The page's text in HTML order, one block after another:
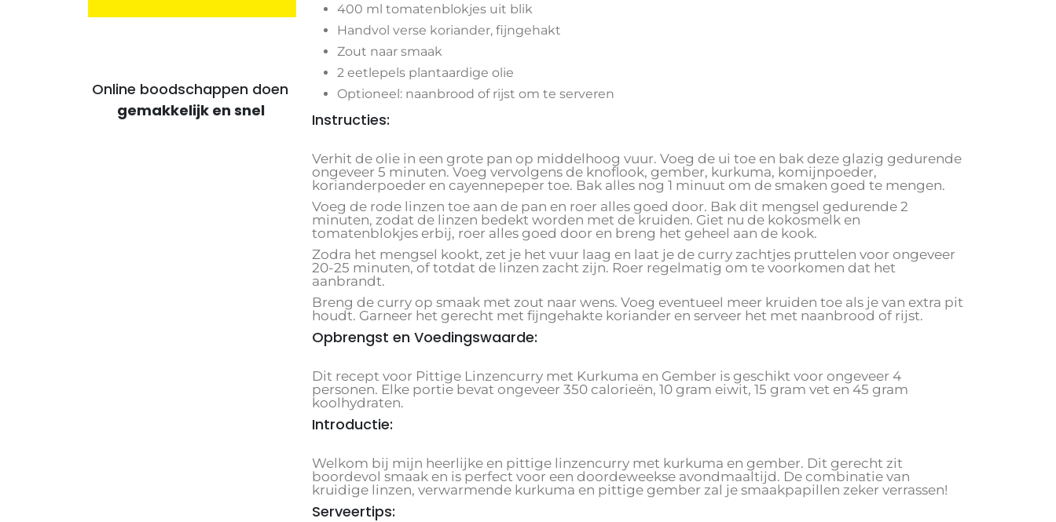
400 ml tomatenblokjes uit blik
Handvol verse koriander, fijngehakt
Zout naar smaak
2 eetlepels plantaardige olie
Optioneel: naanbrood of rijst om te serveren
Instructies:
Verhit de olie in een grote pan op middelhoog vuur. Voeg de ui toe en bak deze glazig gedurende
ongeveer 5 minuten. Voeg vervolgens de knoflook, gember, kurkuma, komijnpoeder,
korianderpoeder en cayennepeper toe. Bak alles nog 1 minuut om de smaken goed te mengen.
Voeg de rode linzen toe aan de pan en roer alles goed door. Bak dit mengsel gedurende 2
minuten, zodat de linzen bedekt worden met de kruiden. Giet nu de kokosmelk en
tomatenblokjes erbij, roer alles goed door en breng het geheel aan de kook.
Zodra het mengsel kookt, zet je het vuur laag en laat je de curry zachtjes pruttelen voor ongeveer
20-25 minuten, of totdat de linzen zacht zijn. Roer regelmatig om te voorkomen dat het
aanbrandt.
Breng de curry op smaak met zout naar wens. Voeg eventueel meer kruiden toe als je van extra pit
houdt. Garneer het gerecht met fijngehakte koriander en serveer het met naanbrood of rijst.
Opbrengst en Voedingswaarde:
Dit recept voor Pittige Linzencurry met Kurkuma en Gember is geschikt voor ongeveer 4
personen. Elke portie bevat ongeveer 350 calorieën, 10 gram eiwit, 15 gram vet en 45 gram
koolhydraten.
Introductie:
Welkom bij mijn heerlijke en pittige linzencurry met kurkuma en gember. Dit gerecht zit
boordevol smaak en is perfect voor een doordeweekse avondmaaltijd. De combinatie van
kruidige linzen, verwarmende kurkuma en pittige gember zal je smaakpapillen zeker verrassen!
Serveertips:
Online boodschappen doen
voor voordelige maaltijden